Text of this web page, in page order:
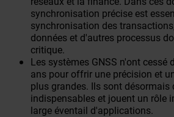
synchronisation précise est
synchronisation des
données et d'autres processus
critique.
Les systèmes GNSS n'ont cessé
ans pour offrir une précision et
plus grandes. Ils sont
indispensables et jouent un rôle
large éventail d'applications.